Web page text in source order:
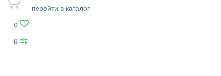
перейти в каталог
0
0